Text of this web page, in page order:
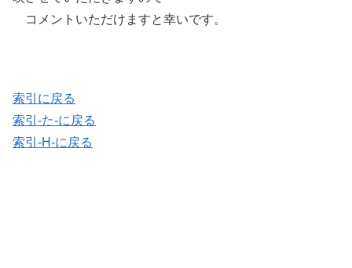
コメントいただけますと幸いです。
索引に戻る
索引-た-に戻る
索引-H-に戻る